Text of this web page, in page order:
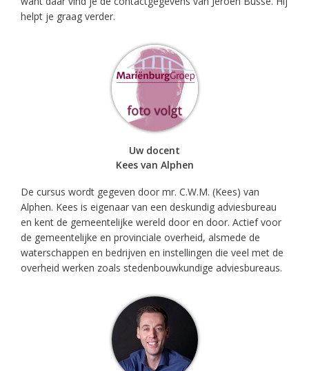
helpt je graag verder.
Uw docent
Kees van Alphen
De cursus wordt gegeven door mr. C.W.M. (Kees) van
Alphen. Kees is eigenaar van een deskundig adviesbureau
en kent de gemeentelijke wereld door en door. Actief voor
de gemeentelijke en provinciale overheid, alsmede de
waterschappen en bedrijven en instellingen die veel met de
overheid werken zoals stedenbouwkundige adviesbureaus.